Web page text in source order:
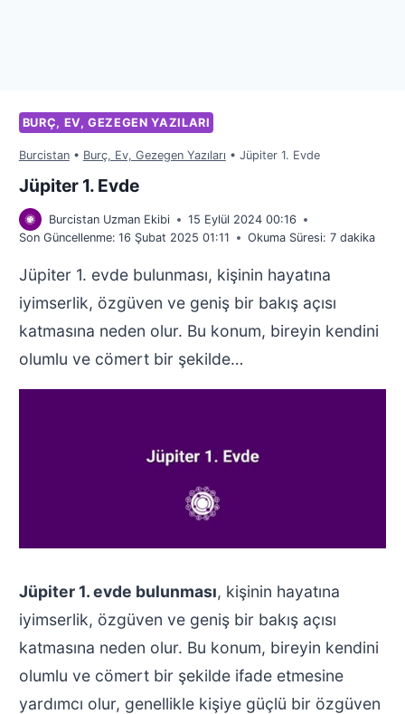
BURÇ, EV, GEZEGEN YAZILARI
Burcistan• Burç, Ev, Gezegen Yazıları • Jüpiter 1. Evde
Jüpiter 1. Evde
Burcistan Uzman Ekibi
15 Eylül 2024 00:16
Son Güncellenme: 16 Şubat 2025 01:11 Okuma Süresi: 7 dakika
Jüpiter 1. evde bulunması, kişinin hayatına
iyimserlik, özgüven ve geniş bir bakış açısı
katmasına neden olur. Bu konum, bireyin kendini
olumlu ve cömert bir şekilde…
Jüpiter 1. evde bulunması, kişinin hayatına
iyimserlik, özgüven ve geniş bir bakış açısı
katmasına neden olur. Bu konum, bireyin kendini
olumlu ve cömert bir şekilde ifade etmesine
yardımcı olur, genellikle kişiye güçlü bir özgüven